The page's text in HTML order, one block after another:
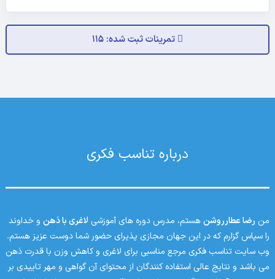
تمرینات ثبت شده: 115
درباره تناسب فکری
من رضا عطارروشنهستم، مدرس دوره های آموزشی لاغری با ذهن و خداوند
را سپاس گزارم که در این جهان مجازی پذیرای حضور شما دوست عزیز هستم.
وب سایت تناسب فکری مرجع مناسبی برای لاغری و کاهش وزن با قدرت ذهن
می باشد و نتایج عالی استفاده کنندگان از محتوای آن گواهی و مهر تاییدی بر